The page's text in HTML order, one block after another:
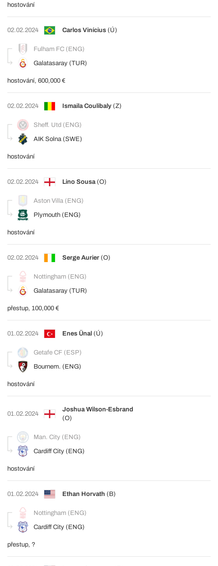
hostování
02.02.2024 Carlos Vinícius (Ú)
Fulham FC (ENG)
Galatasaray (TUR)
hostování, 600,000 €
02.02.2024 Ismaila Coulibaly (Z)
Sheff. Utd (ENG)
AIK Solna (SWE)
hostování
02.02.2024 Lino Sousa (O)
Aston Villa (ENG)
Plymouth (ENG)
hostování
02.02.2024 Serge Aurier (O)
Nottingham (ENG)
Galatasaray (TUR)
přestup, 100,000 €
01.02.2024 Enes Ünal (Ú)
Getafe CF (ESP)
Bournem. (ENG)
hostování
01.02.2024
Joshua Wilson-Esbrand
(O)
Man. City (ENG)
Cardiff City (ENG)
hostování
01.02.2024 Ethan Horvath (B)
Nottingham (ENG)
Cardiff City (ENG)
přestup, ?